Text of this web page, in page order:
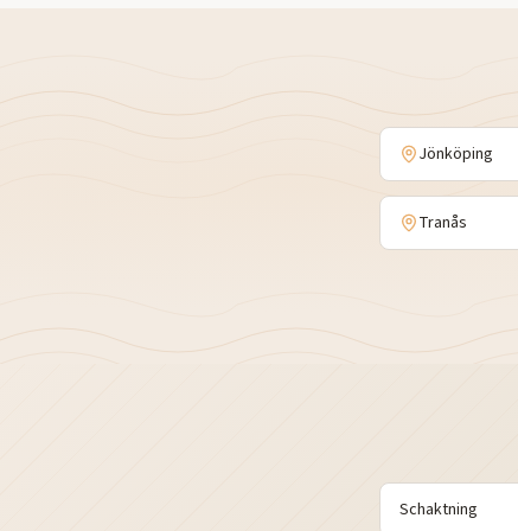
Jönköping
Tranås
Schaktning